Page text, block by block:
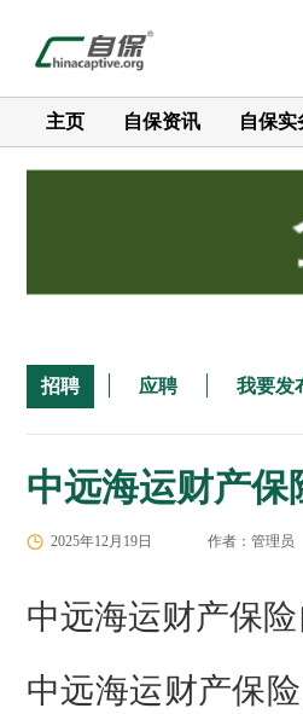
主页 自保资讯 自保实
招聘 应聘 我要发
中远海运财产
2025年12月19日 作者：管理员
中远海运财产保
中远海运财产保